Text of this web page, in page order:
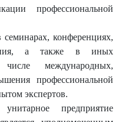
профессиональной
семинарах, конференциях,
а также в иных
международных,
профессиональной
экспертов.
предприятие